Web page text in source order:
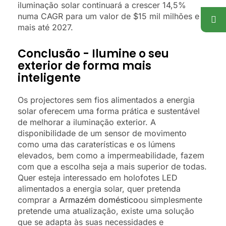
iluminação solar continuará a crescer 14,5%
numa CAGR para um valor de $15 mil milhões e
mais até 2027.
Conclusão - Ilumine o seu
exterior de forma mais
inteligente
Os projectores sem fios alimentados a energia
solar oferecem uma forma prática e sustentável
de melhorar a iluminação exterior. A
disponibilidade de um sensor de movimento
como uma das caraterísticas e os lúmens
elevados, bem como a impermeabilidade, fazem
com que a escolha seja a mais superior de todas.
Quer esteja interessado em holofotes LED
alimentados a energia solar, quer pretenda
comprar a Armazém domésticoou simplesmente
pretende uma atualização, existe uma solução
que se adapta às suas necessidades e